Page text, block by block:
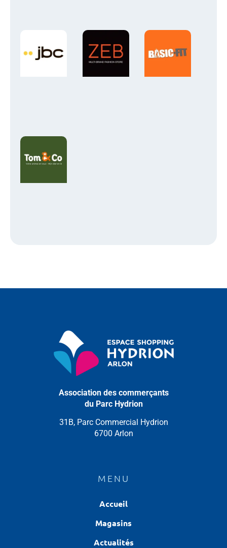
Association des commerçants
du Parc Hydrion
31B, Parc Commercial Hydrion
6700 Arlon
MENU
Accueil
Magasins
Actualités